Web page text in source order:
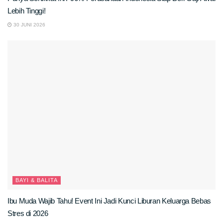
Lebih Tinggi!
30 JUNI 2026
BAYI & BALITA
Ibu Muda Wajib Tahu! Event Ini Jadi Kunci Liburan Keluarga Bebas
Stres di 2026